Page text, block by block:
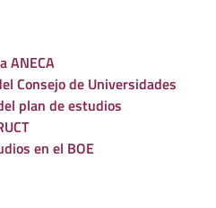
ANECA
Consejo de Universidades
plan de estudios
en el BOE